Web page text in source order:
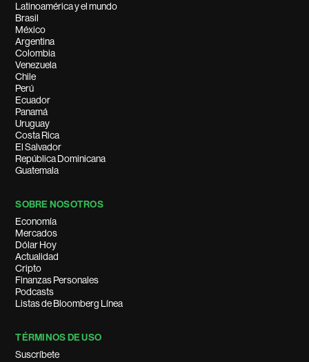
Latinoamérica y el mundo
Brasil
México
Argentina
Colombia
Venezuela
Chile
Perú
Ecuador
Panamá
Uruguay
Costa Rica
El Salvador
República Dominicana
Guatemala
SOBRE NOSOTROS
Economía
Mercados
Dólar Hoy
Actualidad
Cripto
Finanzas Personales
Podcasts
Listas de Bloomberg Línea
TÉRMINOS DE USO
Suscríbete